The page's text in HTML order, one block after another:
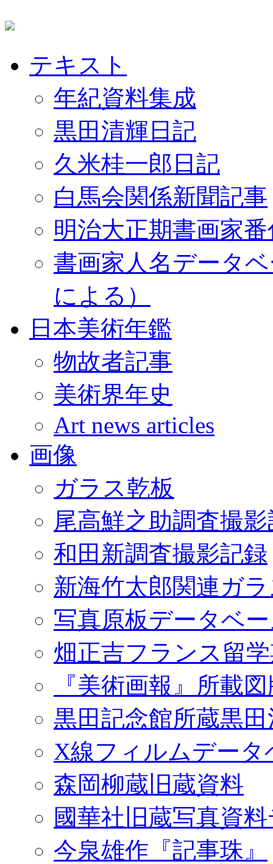
テキスト
年紀資料集成
黒田清輝日記
久米桂一郎日記
白馬会関係新聞記事
明治大正期書画家
書画家人名データ
による）
日本美術年鑑
物故者記事
美術界年史
Art news articles
画像
ガラス乾板
尾高鮮之助調査撮
和田新調査撮影記録
新海竹太郎関連ガ
写真原板データベ
畑正吉フランス留
『美術画報』所載
黒田記念館所蔵黒
X線フィルムデータ
森岡柳蔵旧蔵資料
國華社旧蔵写真資
今泉雄作『記事珠』